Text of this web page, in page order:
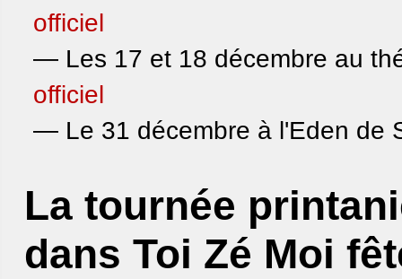
officiel
— Les 17 et 18 décembre au
officiel
— Le 31 décembre à l'Eden de
La tournée
dans Toi Zé Moi